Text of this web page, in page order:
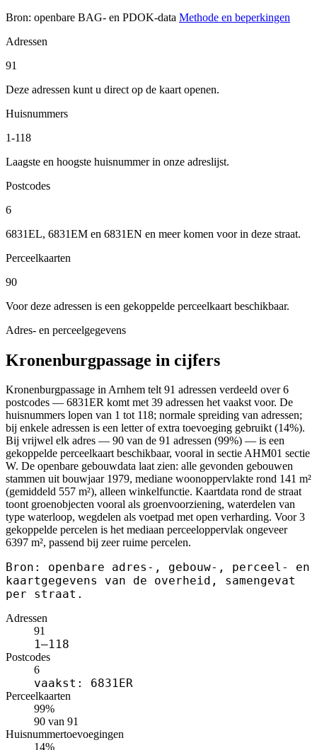
Bron: openbare BAG- en PDOK-data Methode en beperkingen
Adressen
91
Deze adressen kunt u direct op de kaart openen.
Huisnummers
1-118
Laagste en hoogste huisnummer in onze adreslijst.
Postcodes
6
6831EL, 6831EM en 6831EN en meer komen voor in deze straat.
Perceelkaarten
90
Voor deze adressen is een gekoppelde perceelkaart beschikbaar.
Adres- en perceelgegevens
Kronenburgpassage in cijfers
Kronenburgpassage in Arnhem telt 91 adressen verdeeld over 6
postcodes — 6831ER komt met 39 adressen het vaakst voor. De
huisnummers lopen van 1 tot 118; normale spreiding van adressen;
bij enkele adressen is een letter of extra toevoeging gebruikt (14%).
Bij vrijwel elk adres — 90 van de 91 adressen (99%) — is een
gekoppelde perceelkaart beschikbaar, vooral in sectie AHM01 sectie
W. De openbare gebouwdata laat zien: alle gevonden gebouwen
stammen uit bouwjaar 1979, mediane woonoppervlakte rond 141 m²
(gemiddeld 557 m²), alleen winkelfunctie. Kaartdata rond de straat
toont groenobjecten vooral als groenvoorziening, waterdelen van
type waterloop, wegdelen als voetpad met open verharding. Voor 3
gekoppelde percelen is het mediaan perceeloppervlak ongeveer
6397 m², passend bij zeer ruime percelen.
Bron: openbare adres-, gebouw-, perceel- en
kaartgegevens van de overheid, samengevat
per straat.
Adressen
91
1–118
Postcodes
6
vaakst: 6831ER
Perceelkaarten
99%
90 van 91
Huisnummertoevoegingen
14%